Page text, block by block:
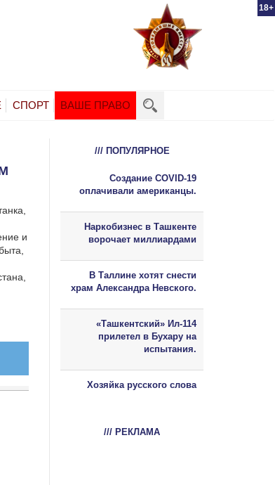
18+
СПОРТ ВАШЕ ПРАВО
и
/// ПОПУЛЯРНОЕ
Создание COVID-19
оплачивали американцы.
Наркобизнес в Ташкенте
ворочает миллиардами
В Таллине хотят снести
храм Александра Невского.
«Ташкентский» Ил-114
прилетел в Бухару на
испытания.
Хозяйка русского слова
/// РЕКЛАМА